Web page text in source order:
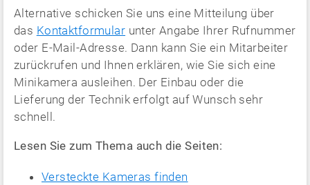
Alternative schicken Sie uns eine Mitteilung über
das Kontaktformular unter Angabe Ihrer Rufnummer
oder E-Mail-Adresse. Dann kann Sie ein Mitarbeiter
zurückrufen und Ihnen erklären, wie Sie sich eine
Minikamera ausleihen. Der Einbau oder die
Lieferung der Technik erfolgt auf Wunsch sehr
schnell.
Lesen Sie zum Thema auch die Seiten:
Versteckte Kameras finden